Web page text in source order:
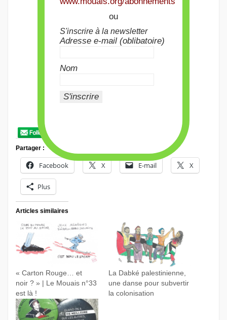
Partager :
Facebook X E-mail X
Plus
Articles similaires
« Carton Rouge… et
noir ? » | Le Mouais n°33
est là !
La Dabké palestinienne,
une danse pour subvertir
la colonisation
ou
S'inscrire à la newsletter
Adresse e-mail (oblibatoire)
Nom